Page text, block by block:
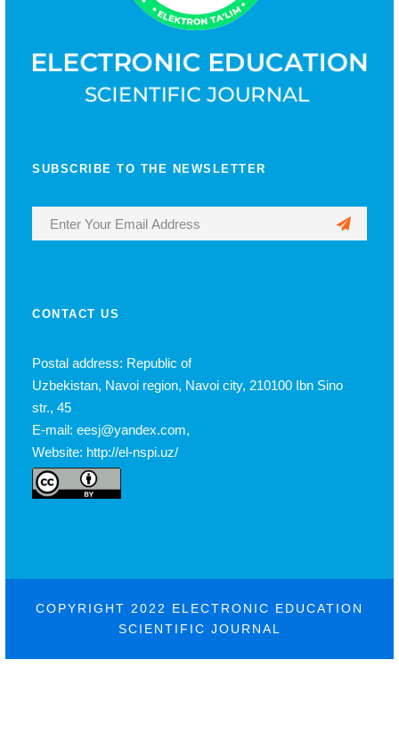
SUBSCRIBE TO THE NEWSLETTER
CONTACT US
Postal address: Republic of
Uzbekistan, Navoi region, Navoi city, 210100 Ibn Sino
str., 45
E-mail: eesj@yandex.com,
Website: http://el-nspi.uz/
COPYRIGHT 2022 ELECTRONIC EDUCATION
SCIENTIFIC JOURNAL